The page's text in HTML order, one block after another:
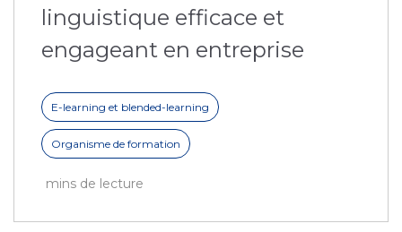
linguistique efficace et
engageant en entreprise
E-learning et blended-learning
Organisme de formation
mins de lecture